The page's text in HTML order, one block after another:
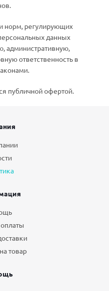
норм, регулирующих
данных
административную,
ответственность в
публичной офертой.
товар